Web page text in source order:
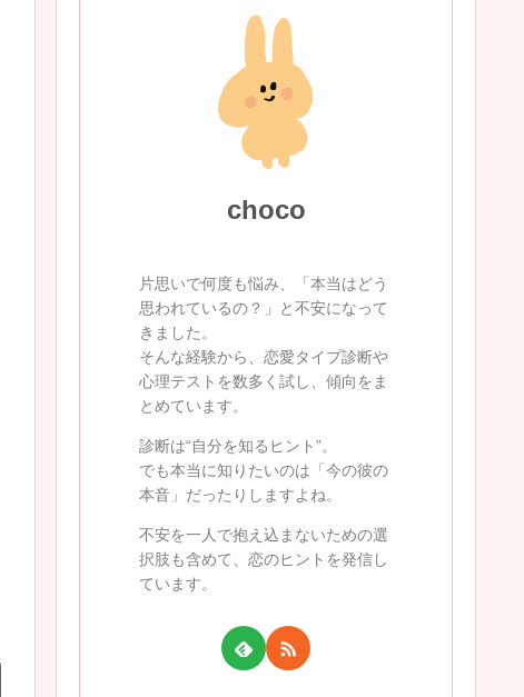
choco
片思いで何度も悩み、「本当はどう
思われているの？」と不安になって
きました。
そんな経験から、恋愛タイプ診断や
心理テストを数多く試し、傾向をま
とめています。
診断は“自分を知るヒント”。
でも本当に知りたいのは「今の彼の
本音」だったりしますよね。
不安を一人で抱え込まないための選
択肢も含めて、恋のヒントを発信し
ています。